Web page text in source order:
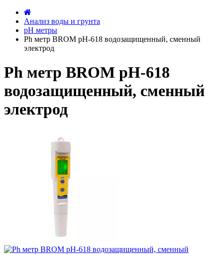
Анализ воды и грунта
pH метры
Ph метр BROM pH-618 водозащищенный, сменный
электрод
Ph метр BROM pH-618
водозащищенный, сменный
электрод